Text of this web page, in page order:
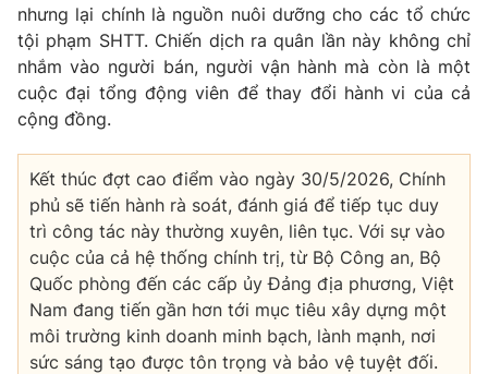
nhưng lại chính là nguồn nuôi dưỡng cho các tổ chức
tội phạm SHTT. Chiến dịch ra quân lần này không chỉ
nhắm vào người bán, người vận hành mà còn là một
cuộc đại tổng động viên để thay đổi hành vi của cả
cộng đồng.
Kết thúc đợt cao điểm vào ngày 30/5/2026, Chính
phủ sẽ tiến hành rà soát, đánh giá để tiếp tục duy
trì công tác này thường xuyên, liên tục. Với sự vào
cuộc của cả hệ thống chính trị, từ Bộ Công an, Bộ
Quốc phòng đến các cấp ủy Đảng địa phương, Việt
Nam đang tiến gần hơn tới mục tiêu xây dựng một
môi trường kinh doanh minh bạch, lành mạnh, nơi
sức sáng tạo được tôn trọng và bảo vệ tuyệt đối.